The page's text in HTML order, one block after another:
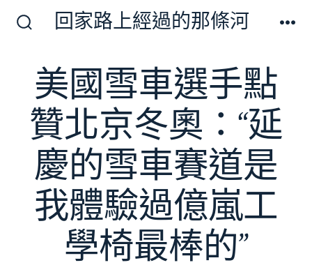
切
換
開
關
回家路上經過的那條河
美國雪車選手點
贊北京冬奧：“延
慶的雪車賽道是
我體驗過億嵐工
學椅最棒的”